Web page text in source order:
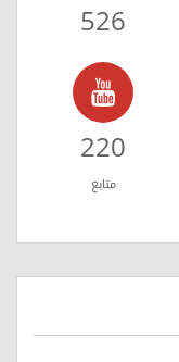
526
220
متابع